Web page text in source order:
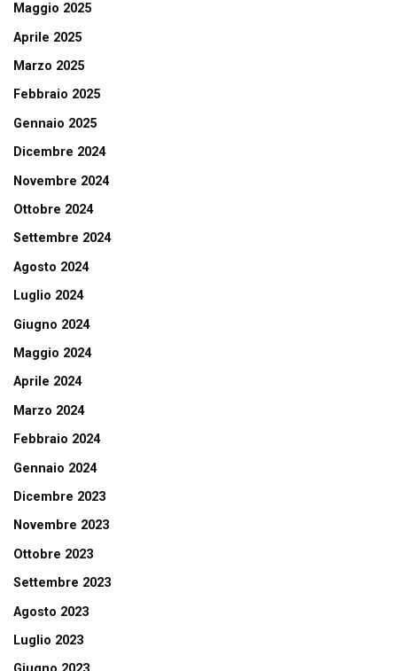
Maggio 2025
Aprile 2025
Marzo 2025
Febbraio 2025
Gennaio 2025
Dicembre 2024
Novembre 2024
Ottobre 2024
Settembre 2024
Agosto 2024
Luglio 2024
Giugno 2024
Maggio 2024
Aprile 2024
Marzo 2024
Febbraio 2024
Gennaio 2024
Dicembre 2023
Novembre 2023
Ottobre 2023
Settembre 2023
Agosto 2023
Luglio 2023